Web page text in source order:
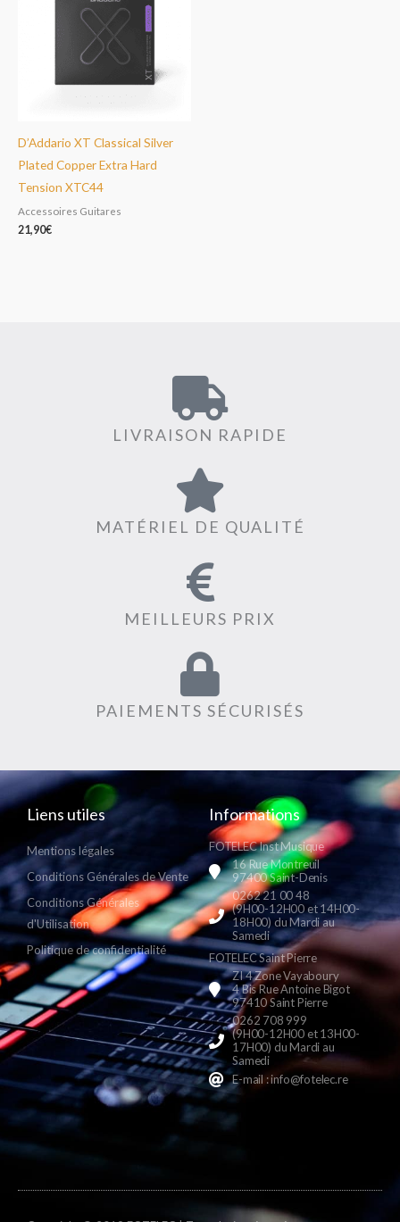
D’Addario XT Classical Silver
Plated Copper Extra Hard
Tension XTC44
Accessoires Guitares
21,90€
LIVRAISON RAPIDE
MATÉRIEL DE QUALITÉ
MEILLEURS PRIX
PAIEMENTS SÉCURISÉS
Liens utiles
Mentions légales
Conditions Générales de Vente
Conditions Générales
d'Utilisation
Politique de confidentialité
Informations
FOTELEC Inst Musique
16 Rue Montreuil
97400 Saint-Denis
0262 21 00 48
(9H00-12H00 et 14H00-
18H00) du Mardi au
Samedi
FOTELEC Saint Pierre
ZI 4 Zone Vayaboury
4 Bis Rue Antoine Bigot
97410 Saint Pierre
0262 708 999
(9H00-12H00 et 13H00-
17H00) du Mardi au
Samedi
E-mail : info@fotelec.re